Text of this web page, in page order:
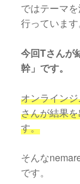
ではテーマ
行っています
今回Tさんが
幹」です。
オンライン
さんが結果
す。
そんな
です。